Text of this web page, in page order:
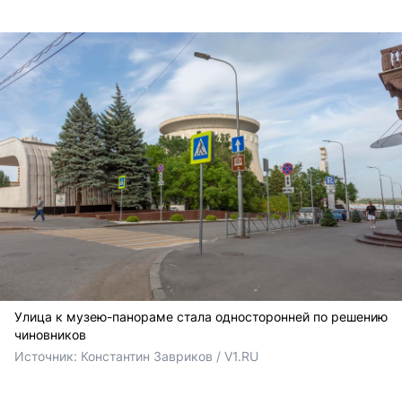
Улица к музею-панораме стала односторонней по решению
чиновников
Источник: Константин Завриков / V1.RU